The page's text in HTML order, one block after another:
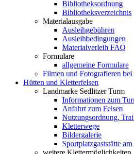
Bibliotheksordnung
Bibliotheksverzeichnis
Materialausgabe
Ausleihgebühren
Ausleihbedingungen
Materialverleih FAQ
Formulare
allgemeine Formulare
Filmen und Fotografieren bei
Hütten und Kletterfelsen
Landmarke Sedlitzer Turm
Informationen zum
Anfahrt zum Felsen
Nutzungsordnung,
Kletterwege
Bildergalerie
Sportplatzgaststätte
weitere Klettermöglichkeiten